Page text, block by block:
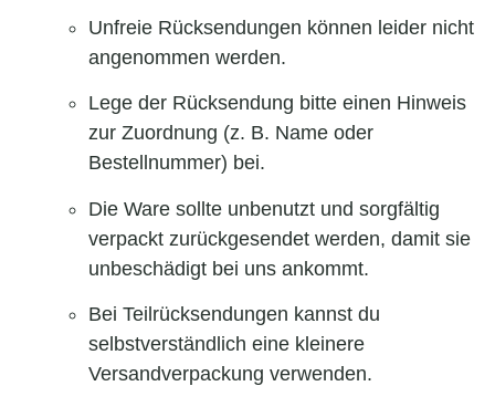
Unfreie Rücksendungen können leider nicht
angenommen werden.
Lege der Rücksendung bitte einen Hinweis
zur Zuordnung (z. B. Name oder
Bestellnummer) bei.
Die Ware sollte unbenutzt und sorgfältig
verpackt zurückgesendet werden, damit sie
unbeschädigt bei uns ankommt.
Bei Teilrücksendungen kannst du
selbstverständlich eine kleinere
Versandverpackung verwenden.